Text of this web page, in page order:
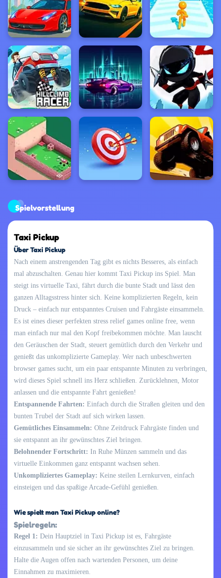
Spielvorstellung
Taxi Pickup
Über Taxi Pickup
Nach einem anstrengenden Tag gibt es nichts Besseres, als einfach
mal abzuschalten. Genau hier kommt Taxi Pickup ins Spiel. Man
steigt ins virtuelle Taxi, fährt durch die bunte Stadt und lässt den
ganzen Alltagsstress hinter sich. Keine komplizierten Regeln, kein
Druck – einfach nur entspanntes Cruisen und Fahrgäste einsammeln.
Es ist eines dieser perfekten stress relief games online free, wenn
man einfach nur mal den Kopf freibekommen möchte. Man lauscht
den Geräuschen der Stadt, steuert gemütlich durch den Verkehr und
genießt das unkomplizierte Gameplay. Wer nach unbeschwerten
browser games sucht, um ein paar entspannte Minuten zu verbringen,
wird dieses Spiel schnell ins Herz schließen. Zurücklehnen, Motor
anlassen und die entspannte Fahrt genießen!
Entspannende Fahrten: Einfach durch die Straßen gleiten und den
bunten Trubel der Stadt auf sich wirken lassen.
Gemütliches Einsammeln: Ohne Zeitdruck Fahrgäste finden und
sie entspannt an ihr gewünschtes Ziel bringen.
Belohnender Fortschritt: In Ruhe Münzen sammeln und das
virtuelle Einkommen ganz entspannt wachsen sehen.
Unkompliziertes Gameplay: Keine steilen Lernkurven, einfach
einsteigen und das spaßige Arcade-Gefühl genießen.
Wie spielt man Taxi Pickup online?
Spielregeln:
Regel 1: Dein Hauptziel in Taxi Pickup ist es, Fahrgäste
einzusammeln und sie sicher an ihr gewünschtes Ziel zu bringen.
Halte die Augen offen nach wartenden Personen, um deine
Einnahmen zu maximieren.